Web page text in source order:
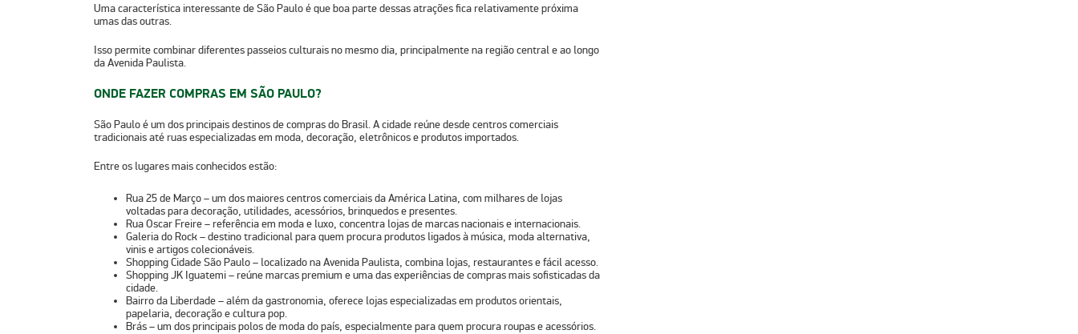
Uma característica interessante de São Paulo é que boa parte dessas atrações fica relativamente próxima
umas das outras.
Isso permite combinar diferentes passeios culturais no mesmo dia, principalmente na região central e ao longo
da Avenida Paulista.
ONDE FAZER COMPRAS EM SÃO PAULO?
São Paulo é um dos principais destinos de compras do Brasil. A cidade reúne desde centros comerciais
tradicionais até ruas especializadas em moda, decoração, eletrônicoseprodutos importados.
Entre os lugares mais conhecidos estão:
Rua 25 de Março– um dos maiores centros comerciais da América Latina, com milhares de lojas
voltadas para decoração, utilidades, acessórios, brinquedos e presentes.
Rua Oscar Freire– referência em moda e luxo, concentra lojas de marcas nacionais e internacionais.
Galeria do Rock– destino tradicional para quem procura produtos ligados à música, moda alternativa,
vinis e artigos colecionáveis.
Shopping Cidade São Paulo– localizado na Avenida Paulista, combina lojas, restaurantes e fácil acesso.
Shopping JK Iguatemi– reúne marcas premium e uma das experiências de compras mais sofisticadas da
cidade.
Bairro da Liberdade– além da gastronomia, oferece lojas especializadas em produtos orientais,
papelaria, decoração e cultura pop.
Brás– um dos principais polos de moda do país, especialmente para quem procura roupas e acessórios.